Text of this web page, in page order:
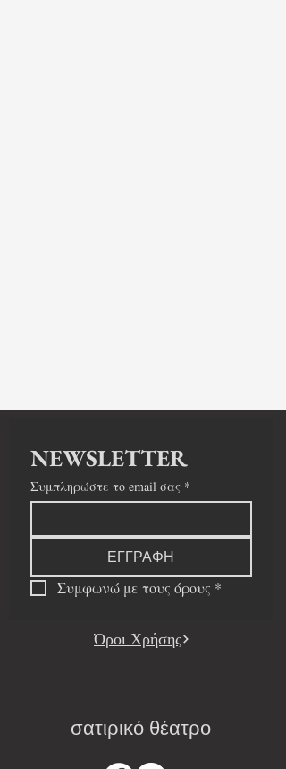
NEWSLETTER
Συμπληρώστε το email σας *
ΕΓΓΡΑΦΗ
Συμφωνώ με τους όρους *
Όροι Χρήσης
σατιρικό θέατρο